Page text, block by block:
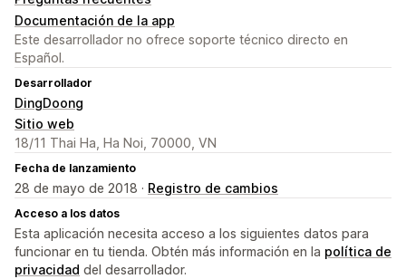
Documentación de la app
Este desarrollador no ofrece soporte técnico directo en
Español.
Desarrollador
DingDoong
Sitio web
18/11 Thai Ha, Ha Noi, 70000, VN
Fecha de lanzamiento
28 de mayo de 2018 · Registro de cambios
Acceso a los datos
Esta aplicación necesita acceso a los siguientes datos para
funcionar en tu tienda. Obtén más información en la política de
privacidad del desarrollador.